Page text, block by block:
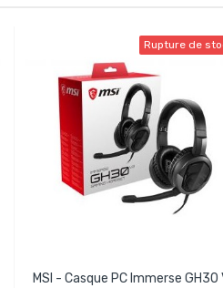
Rupture de
MSI - Casque PC Immerse GH30